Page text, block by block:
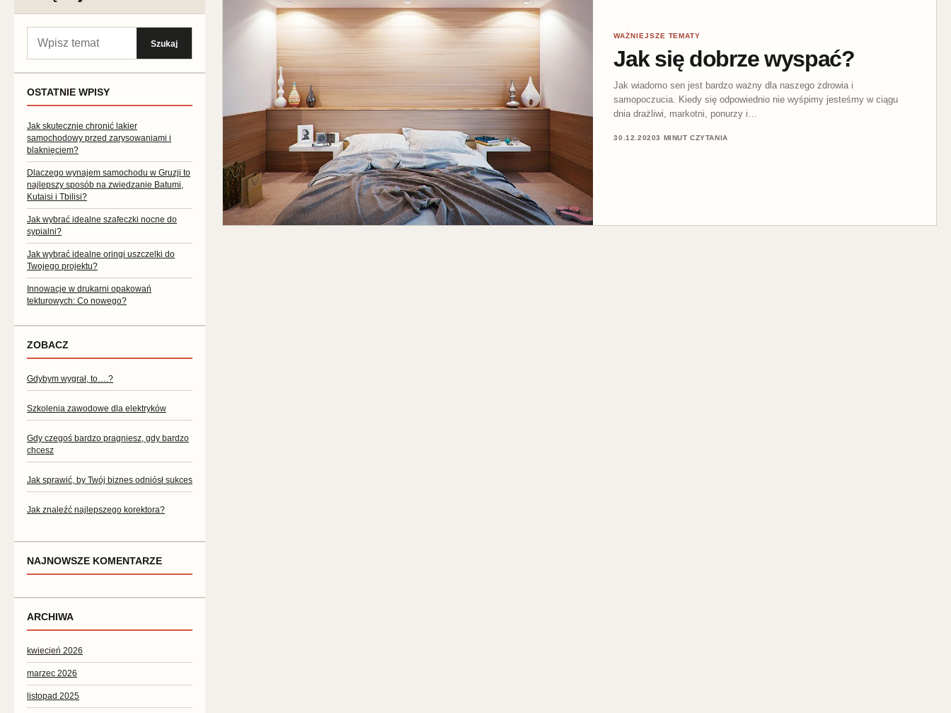
Szukaj:
Szukaj
OSTATNIE WPISY
Jak skutecznie chronić lakier
samochodowy przed zarysowaniami i
blaknięciem?
Dlaczego wynajem samochodu w Gruzji to
najlepszy sposób na zwiedzanie Batumi,
Kutaisi i Tbilisi?
Jak wybrać idealne szafeczki nocne do
sypialni?
Jak wybrać idealne oringi uszczelki do
Twojego projektu?
Innowacje w drukarni opakowań
tekturowych: Co nowego?
ZOBACZ
Gdybym wygrał, to….?
Szkolenia zawodowe dla elektryków
Gdy czegoś bardzo pragniesz, gdy bardzo
chcesz
Jak sprawić, by Twój biznes odniósł sukces
Jak znaleźć najlepszego korektora?
NAJNOWSZE KOMENTARZE
ARCHIWA
kwiecień 2026
marzec 2026
listopad 2025
WAŻNIEJSZE TEMATY
Jak się dobrze wyspać?
Jak wiadomo sen jest bardzo ważny dla naszego zdrowia i
samopoczucia. Kiedy się odpowiednio nie wyśpimy jesteśmy w ciągu
dnia drażliwi, markotni, ponurzy i…
30.12.20203 MINUT CZYTANIA